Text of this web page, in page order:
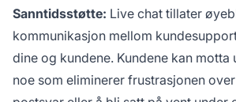
Sanntidsstøtte: Live chat tillater
kommunikasjon mellom
dine og kundene. Kundene kan motta
noe som eliminerer frustrasjonen